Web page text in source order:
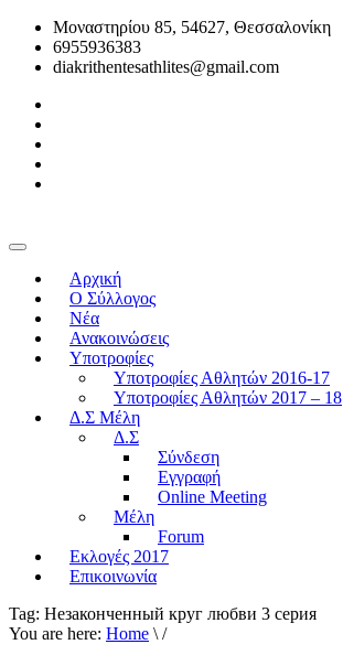
Μοναστηρίου 85, 54627, Θεσσαλονίκη
6955936383
diakrithentesathlites@gmail.com
Αρχική
O Σύλλογος
Νέα
Ανακοινώσεις
Υποτροφίες
Υποτροφίες Αθλητών 2016-17
Υποτροφίες Αθλητών 2017 – 18
Δ.Σ Μέλη
Δ.Σ
Σύνδεση
Εγγραφή
Online Meeting
Μέλη
Forum
Εκλογές 2017
Επικοινωνία
Tag: Незаконченный круг любви 3 серия
You are here: Home \ /